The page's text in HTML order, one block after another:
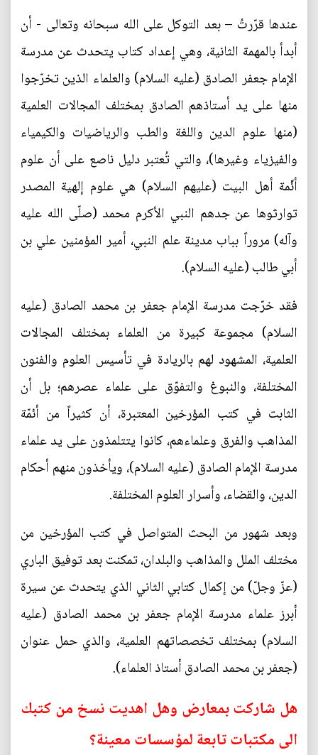
عندها قرّرتُ – بعد التوكل على الله سبحانه وتعالى - أن
أبدأ بالمهمة الثانية، وهي إعداد كتاب يتحدث عن مدرسة
الإمام جعفر الصادق (عليه السلام) والعلماء الذين تخرّجوا
منها على يد أستاذهم الصادق بمختلف المجالات العلمية
(منها علوم الدين واللغة والطب والرياضيات والكيمياء
والفيزياء وغيرها)، والتي تُعتبر دليل ناصع على أن علوم
أئّمة أهل البيت (عليهم السلام) هي علوم إلهية المصدر
توارثوها عن جدهم النبي الأكرم محمد (صلّى الله عليه
وآله) مروراً بباب مدينة علم النبي، أمير المؤمنين علي بن
أبي طالب (عليه السلام).
فقد خرّجت مدرسة الإمام جعفر بن محمد الصادق (عليه
السلام) مجموعة كبيرة من العلماء بمختلف المجالات
العلمية، المشهود لهم بالريادة في تأسيس العلوم والفنون
المختلفة، والنبوغ والتفوّق على علماء عصرهم؛ بل أن
الثابت في كتب المؤرخين المعتبرة، أن كثيراً من أئمّة
المذاهب والفرق وعلماءهم، كانوا يتتلمذون على يد علماء
مدرسة الإمام الصادق (عليه السلام)، ويأخذون منهم أحكام
الدين، والقضاء، وأسرار العلوم المختلفة.
وبعد شهور من البحث المتواصل في كتب المؤرخين من
مختلف الملل والمذاهب والبلدان، تمكنت بعد توفيق الباري
(عزّ وجلّ) من إكمال كتابي الثاني الذي يتحدث عن سيرة
أبرز علماء مدرسة الإمام جعفر بن محمد الصادق (عليه
السلام) بمختلف تخصصاتهم العلمية، والذي حمل عنوان
(جعفر بن محمد الصادق أستاذ العلماء).
هل شاركت بمعارض وهل اهديت نسخ من كتبك
الى مكتبات تابعة لمؤسسات معينة؟